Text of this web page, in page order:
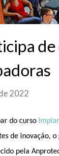
de
2022
do curso
de inovação, o
pela